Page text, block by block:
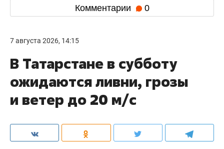
Комментарии 0
7 августа 2026, 14:15
В Татарстане в субботу
ожидаются ливни, грозы
и ветер до 20 м/с